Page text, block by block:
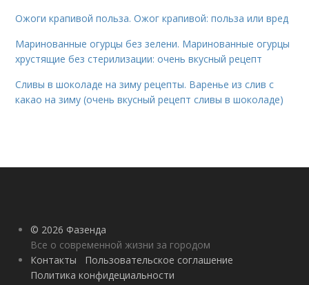
Ожоги крапивой польза. Ожог крапивой: польза или вред
Маринованные огурцы без зелени. Маринованные огурцы
хрустящие без стерилизации: очень вкусный рецепт
Сливы в шоколаде на зиму рецепты. Варенье из слив с
какао на зиму (очень вкусный рецепт сливы в шоколаде)
© 2026 Фазенда
Все о современной жизни за городом
Контакты
Пользовательское соглашение
Политика конфидециальности